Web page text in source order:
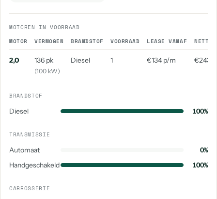
MOTOREN IN VOORRAAD
MOTOR
VERMOGEN BRANDSTOF VOORRAAD LEASE VANAF NETTO
2,0 136 pk
(100 kW)
Diesel 1 €134 p/m €243
BRANDSTOF
Diesel 100%
TRANSMISSIE
Automaat
0%
Handgeschakeld
100%
CARROSSERIE